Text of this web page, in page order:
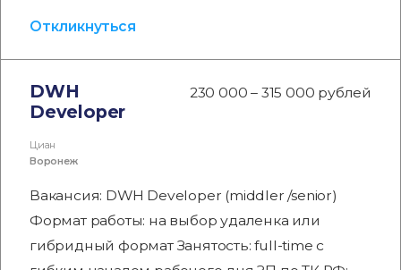
Откликнуться
DWH
Developer
230 000 – 315 000 рублей
Циан
Воронеж
Вакансия: DWH Developer (middler /senior)
Формат работы: на выбор удаленка или
гибридный формат Занятость: full-time с